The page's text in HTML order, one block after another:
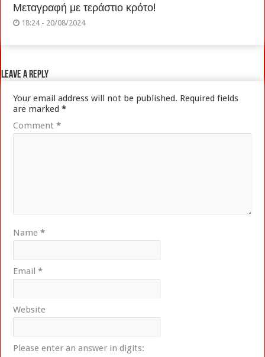
Μεταγραφή με τεράστιο κρότο!
18:24 - 20/08/2024
Leave a Reply
Your email address will not be published. Required fields
are marked*
Comment*
Name*
Email*
Website
Please enter an answer in digits: